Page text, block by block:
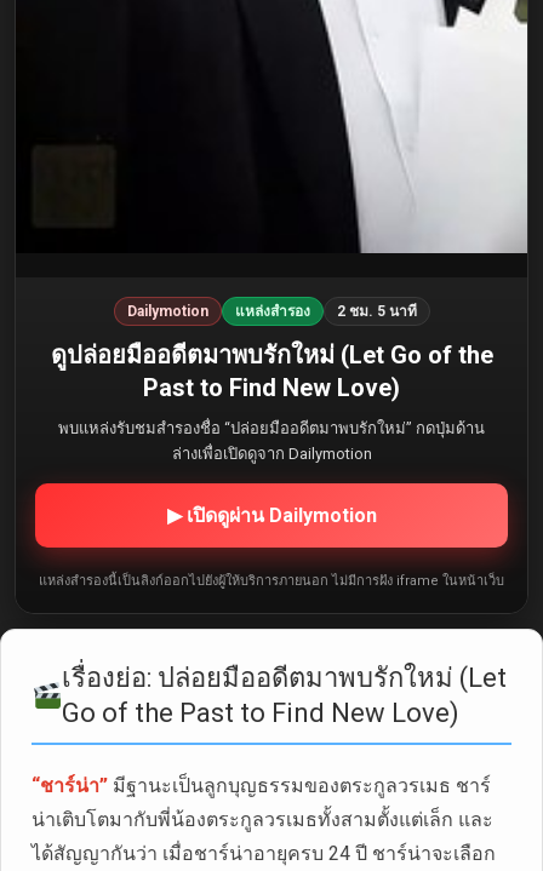
Dailymotion แหล่งสำรอง 2 ชม. 5 นาที
ดูปล่อยมืออดีตมาพบรักใหม่ (Let Go of the
Past to Find New Love)
พบแหล่งรับชมสำรองชื่อ “ปล่อยมืออดีตมาพบรักใหม่” กดปุ่มด้าน
ล่างเพื่อเปิดดูจาก Dailymotion
▶ เปิดดูผ่าน Dailymotion
แหล่งสำรองนี้เป็นลิงก์ออกไปยังผู้ให้บริการภายนอก ไม่มีการฝัง iframe ในหน้าเว็บ
เรื่องย่อ: ปล่อยมืออดีตมาพบรักใหม่ (Let
Go of the Past to Find New Love)
“ชาร์น่า” มีฐานะเป็นลูกบุญธรรมของตระกูลวรเมธ ชาร์
น่าเติบโตมากับพี่น้องตระกูลวรเมธทั้งสามตั้งแต่เล็ก และ
ได้สัญญากันว่า เมื่อชาร์น่าอายุครบ 24 ปี ชาร์น่าจะเลือก